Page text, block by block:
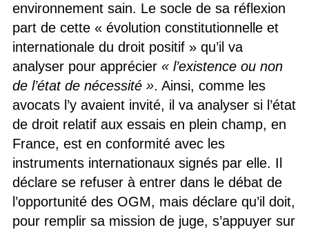
environnement sain. Le socle de sa réflexion
part de cette « évolution constitutionnelle et
internationale du droit positif » qu’il va
analyser pour apprécier « l’existence ou non
de l’état de nécessité ». Ainsi, comme les
avocats l’y avaient invité, il va analyser si l’état
de droit relatif aux essais en plein champ, en
France, est en conformité avec les
instruments internationaux signés par elle. Il
déclare se refuser à entrer dans le débat de
l’opportunité des OGM, mais déclare qu’il doit,
pour remplir sa mission de juge, s’appuyer sur